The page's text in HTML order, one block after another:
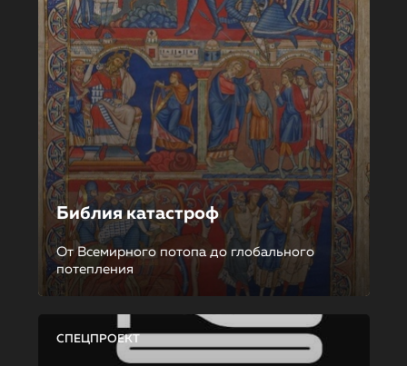
Библия катастроф
От Всемирного потопа до глобального
потепления
СПЕЦПРОЕКТ